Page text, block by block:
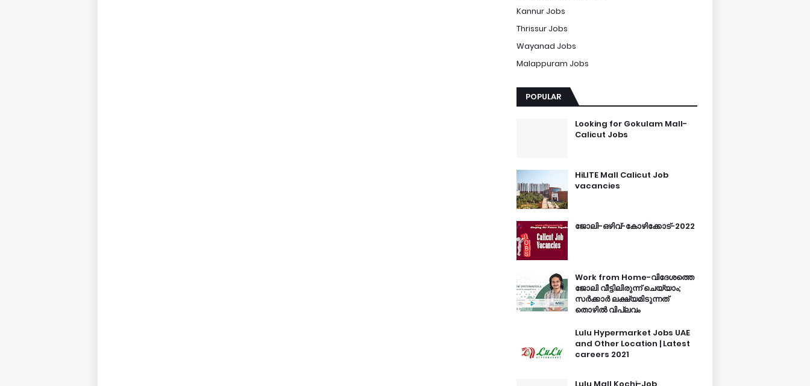
Kannur Jobs
Thrissur Jobs
Wayanad Jobs
Malappuram Jobs
POPULAR
Looking for Gokulam Mall-
Calicut Jobs
HiLITE Mall Calicut Job
vacancies
ജോലി-ഒഴിവ്-കോഴിക്കോട്-2022
Work from Home-വിദേശത്തെ
ജോലി വീട്ടിലിരുന്ന് ചെയ്യാം;
സർക്കാർ ലക്ഷ്യമിടുന്നത്
തൊഴിൽ വിപ്ലവം
Lulu Hypermarket Jobs UAE
and Other Location | Latest
careers 2021